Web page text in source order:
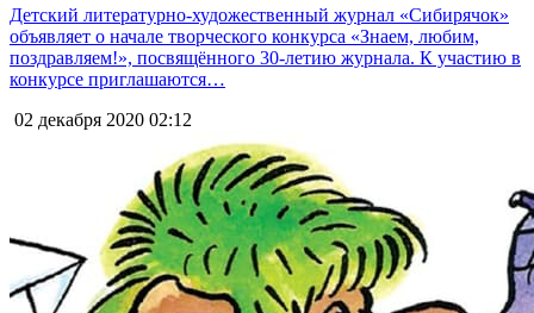
Детский литературно-художественный журнал «Сибирячок»
объявляет о начале творческого конкурса «Знаем, любим,
поздравляем!», посвящённого 30-летию журнала. К участию в
конкурсе приглашаются…
02 декабря 2020 02:12